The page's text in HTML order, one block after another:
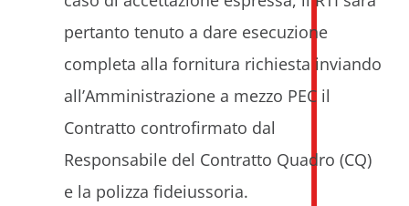
pertanto tenuto a dare esecuzione
completa alla fornitura richiesta inviando
all’Amministrazione a mezzo PEC il
Contratto controfirmato dal
Responsabile del Contratto Quadro (CQ)
e la polizza fideiussoria.